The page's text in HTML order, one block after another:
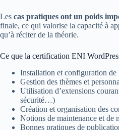
Les cas pratiques ont un poids
finale, ce qui valorise la capacité à
qu’à réciter de la théorie.
Ce que la certification ENI
Installation et configuration de
Gestion des thèmes et
Utilisation d’extensions
sécurité…)
Création et organisation des
Notions de maintenance et de
Bonnes pratiques de